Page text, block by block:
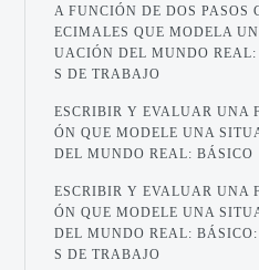
A FUNCIÓN DE DOS PASOS
ECIMALES QUE MODELA
UACIÓN DEL MUNDO REAL:
S DE TRABAJO
ESCRIBIR Y EVALUAR UNA
ÓN QUE MODELE UNA
DEL MUNDO REAL: BÁSICO
ESCRIBIR Y EVALUAR UNA
ÓN QUE MODELE UNA
DEL MUNDO REAL:
S DE TRABAJO